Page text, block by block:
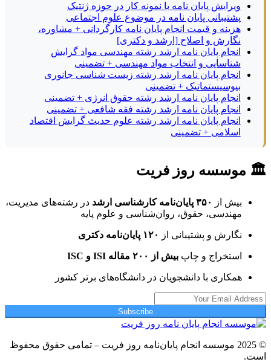
ویرایش پایان نامه با نمونه کار در حوزه ژنتیک
پشتیبانی پایان نامه در موضوع علوم اجتماعی
هزینه و قیمت انجام پایان نامه کارگردانی + مشاوره،
نگارش و اصلاح [ارشد و دکتری]
انجام پایان نامه ارشد رشته مهندسی مواد گرایش
شناسایی و انتخاب مواد مهندسی + تضمینی
انجام پایان نامه ارشد رشته زیست شناسی جانوری
بیوسیستماتیک + تضمینی
انجام پایان نامه ارشد رشته حقوق انرژی + تضمینی
انجام پایان نامه ارشد رشته فقه شافعی + تضمینی
انجام پایان نامه ارشد رشته علوم حدیث گرایش اقتصاد
اسلامی + تضمینی
🏛 موسسه روز فریت
بیش از ۳۵۰ پایان‌نامه کارشناسی ارشد
در رشته‌های مدیریت،
مهندسی، حقوق، روان‌شناسی و علوم پایه
نگارش و پشتیبانی از ۱۲۰ پایان‌نامه دکتری
استخراج و چاپ بیش از ۲۰۰ مقاله ISI و ISC
همکاری با دانشجویان در دانشگاه‌های برتر کشور
Subscribe
© 2025 موسسه انجام پایان‌نامه روز فریت – تمامی حقوق محفوظ
است.